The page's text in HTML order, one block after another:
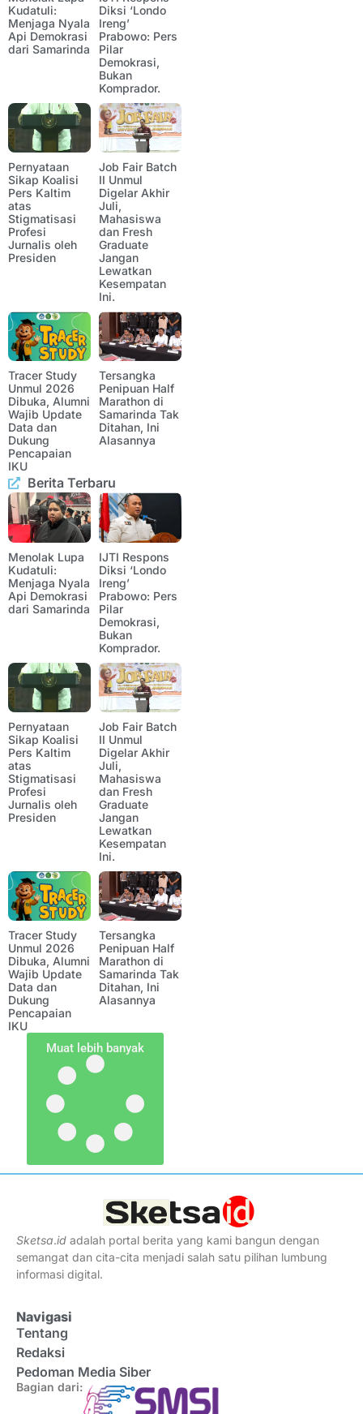
Kudatuli:
Menjaga Nyala
Api Demokrasi
dari Samarinda
Diksi ‘Londo
Ireng’
Prabowo: Pers
Pilar
Demokrasi,
Bukan
Komprador.
Pernyataan
Sikap Koalisi
Pers Kaltim
atas
Stigmatisasi
Profesi
Jurnalis oleh
Presiden
Job Fair Batch
II Unmul
Digelar Akhir
Juli,
Mahasiswa
dan Fresh
Graduate
Jangan
Lewatkan
Kesempatan
Ini.
Tracer Study
Unmul 2026
Dibuka, Alumni
Wajib Update
Data dan
Dukung
Pencapaian
IKU
Tersangka
Penipuan Half
Marathon di
Samarinda Tak
Ditahan, Ini
Alasannya
Berita Terbaru
Menolak Lupa
Kudatuli:
Menjaga Nyala
Api Demokrasi
dari Samarinda
IJTI Respons
Diksi ‘Londo
Ireng’
Prabowo: Pers
Pilar
Demokrasi,
Bukan
Komprador.
Pernyataan
Sikap Koalisi
Pers Kaltim
atas
Stigmatisasi
Profesi
Jurnalis oleh
Presiden
Job Fair Batch
II Unmul
Digelar Akhir
Juli,
Mahasiswa
dan Fresh
Graduate
Jangan
Lewatkan
Kesempatan
Ini.
Tracer Study
Unmul 2026
Dibuka, Alumni
Wajib Update
Data dan
Dukung
Pencapaian
IKU
Tersangka
Penipuan Half
Marathon di
Samarinda Tak
Ditahan, Ini
Alasannya
Muat lebih banyak
Sketsa.id adalah portal berita yang kami bangun dengan
semangat dan cita-cita menjadi salah satu pilihan lumbung
informasi digital.
Navigasi
Tentang
Redaksi
Pedoman Media Siber
Bagian dari: